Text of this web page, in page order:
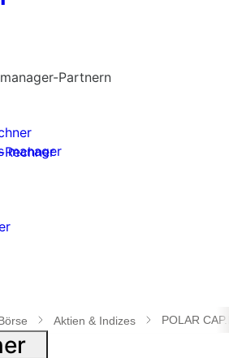
manager
Aktien & Indizes POLAR
Partnern